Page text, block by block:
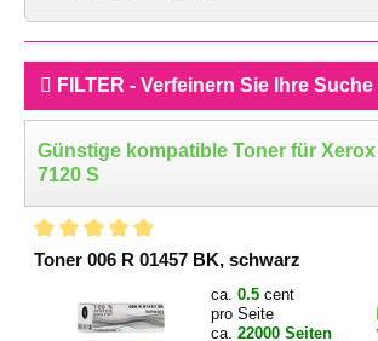
FILTER - Verfeinern Sie Ihre Suche
Günstige kompatible Toner für
7120 S
Toner 006 R 01457 BK, schwarz
ca. 0.5 cent
pro Seite
ca. 22000 Seiten